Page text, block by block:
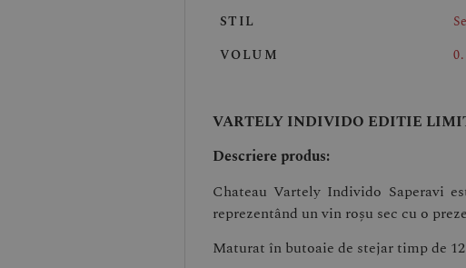
STIL
VOLUM
VARTELY INDIVIDO EDITIE
Descriere produs:
Chateau Vartely Individo Saperavi
reprezentând un vin roșu sec cu o
Maturat în butoaie de stejar timp de